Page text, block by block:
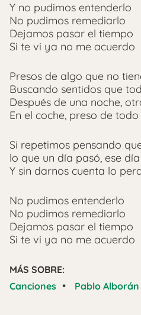
Y no pudimos entenderlo
No pudimos remediarlo
Dejamos pasar el tiempo
Si te vi ya no me acuerdo
Presos de algo que no
Buscando sentidos que
Después de una noche,
En el coche, preso de todo
Si repetimos pensando
lo que un día pasó, ese
Y sin darnos cuenta lo
No pudimos entenderlo
No pudimos remediarlo
Dejamos pasar el tiempo
Si te vi ya no me acuerdo
MÁS SOBRE:
Canciones • Pablo Alborán